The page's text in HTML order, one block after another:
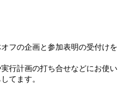
フの企画と参加表明の受付けを
行計画の打ち合せなどにお使い
てます。